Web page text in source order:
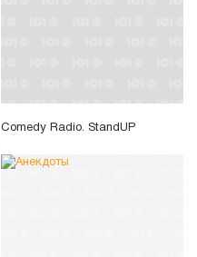
Comedy Radio. StandUP